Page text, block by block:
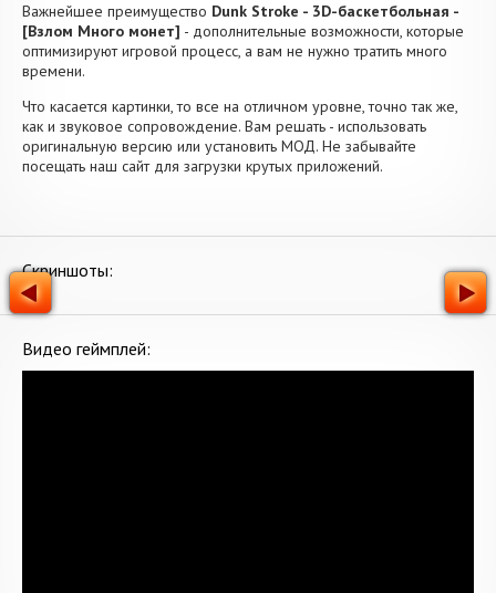
Важнейшее преимущество Dunk Stroke - 3D-баскетбольная -
[Взлом Много монет] - дополнительные возможности, которые
оптимизируют игровой процесс, а вам не нужно тратить много
времени.
Что касается картинки, то все на отличном уровне, точно так же,
как и звуковое сопровождение. Вам решать - использовать
оригинальную версию или установить МОД. Не забывайте
посещать наш сайт для загрузки крутых приложений.
Скриншоты:
Видео геймплей: